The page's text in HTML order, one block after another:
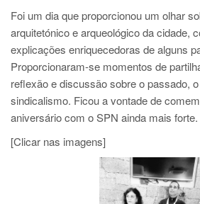
Foi um dia que proporcionou um olhar
arquitetónico e arqueológico da cidade,
explicações enriquecedoras de alguns
Proporcionaram-se momentos de
reflexão e discussão sobre o passado,
sindicalismo. Ficou a vontade de
aniversário com o SPN ainda mais forte.
[Clicar nas imagens]